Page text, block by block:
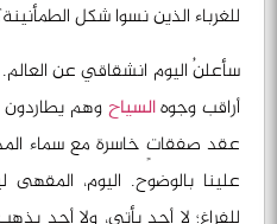
للغرباء الذين نسوا شكل
سأعلنُ اليوم انشقاقي عن
أراقب وجوهالسياحوهم يطاردون
عقد صفقاتٍ خاسرة مع سماء
علينا بالوضوح. اليوم،